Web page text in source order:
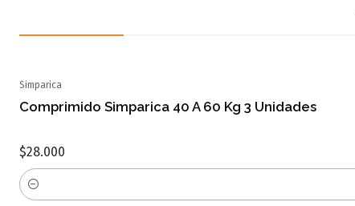
Simparica
Comprimido Simparica 40 A 60 Kg 3 Unidades
$28.000
Cantidad